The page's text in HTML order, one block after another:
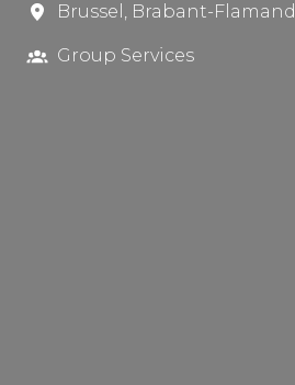
Brussel , Brabant-Flamand
Group Services